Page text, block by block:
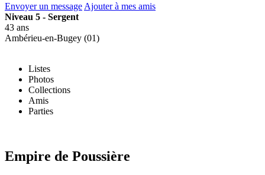
Envoyer un message Ajouter à mes amis
Niveau 5 - Sergent
43 ans
Ambérieu-en-Bugey (01)
Listes
Photos
Collections
Amis
Parties
Empire de Poussière